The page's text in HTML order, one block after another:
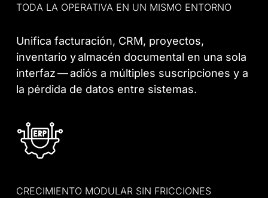
TODA LA OPERATIVA EN UN MISMO ENTORNO
Unifica facturación, CRM, proyectos,
inventario y almacén documental en una sola
interfaz — adiós a múltiples suscripciones y a
la pérdida de datos entre sistemas.
CRECIMIENTO MODULAR SIN FRICCIONES